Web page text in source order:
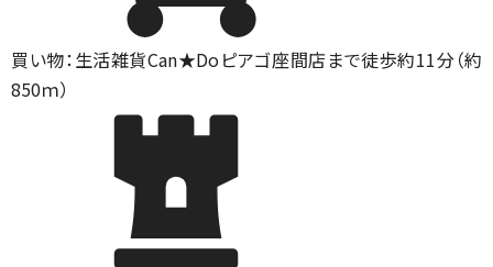
買い物：生活雑貨Can★Doピアゴ座間店まで徒歩約11分（約
850ｍ）